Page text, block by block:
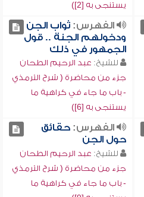
يستنجى به [2])
الفهرس:ثواب الجن
ودخولهم الجنة .. قول
الجمهور في ذلك
للشيخ: عبد الرحيم الطحان
جزء من محاضرة ( شرح الترمذي
- باب ما جاء في كراهية ما
يستنجى به [6])
الفهرس:حقائق
حول الجن
للشيخ: عبد الرحيم الطحان
جزء من محاضرة ( شرح الترمذي
- باب ما جاء في كراهية ما